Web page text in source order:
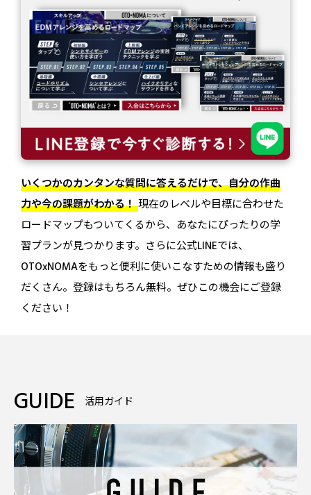
いくつかのカンタンな質問に答えるだけで、自分の作曲
力や今の課題がわかる！現在のレベルや目標に合わせた
ロードマップもついてくるから、あなたにぴったりの学
習プランが見つかります。さらに公式LINEでは、
OTOxNOMAをもっと便利に使いこなすための情報も盛り
だくさん。登録はもちろん無料。ぜひこの機会にご登録
ください！
GUIDE 活用ガイド